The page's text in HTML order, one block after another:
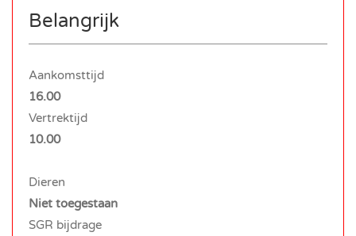
Belangrijk
Aankomsttijd
16.00
Vertrektijd
10.00
Dieren
Niet toegestaan
SGR bijdrage